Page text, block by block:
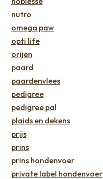
nutro
omega paw
opti life
orijen
paard
paardenvlees
pedigree
pedigree pal
plaids en dekens
prijs
prins
prins hondenvoer
private label hondenvoer